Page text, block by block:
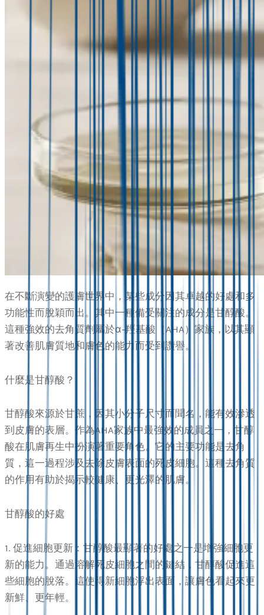
在不斷演變的護膚世界中，某些成分因其卓越的好處和多
功能性而脫穎而出。其中一種備受關注的成分是甘醇酸。
這種強效的去角質劑屬於α-羥基酸（AHA）家族，以其顯
著改善肌膚質地和膚色的能力而受到讚譽。
什麼是甘醇酸？
甘醇酸來源於甘蔗，因其小分子尺寸而聞名，能有效滲透
到皮膚的表層。作為AHA家族中最強效的成員之一，甘醇
酸在肌膚再生中扮演著重要角色。它的主要功能是去角
質，這一過程涉及去除皮膚表面的死皮細胞。這種去角質
的作用有助於揭示較健康、更光澤的肌膚。
甘醇酸的好處
1. 促進細胞更新：甘醇酸最顯著的好處之一是增強細胞更
新的能力。通過溶解死皮細胞之間的鍵結，甘醇酸促進這
些細胞的脫落。這使得新細胞浮出表面，讓膚色看起來更
新鮮、更年輕。